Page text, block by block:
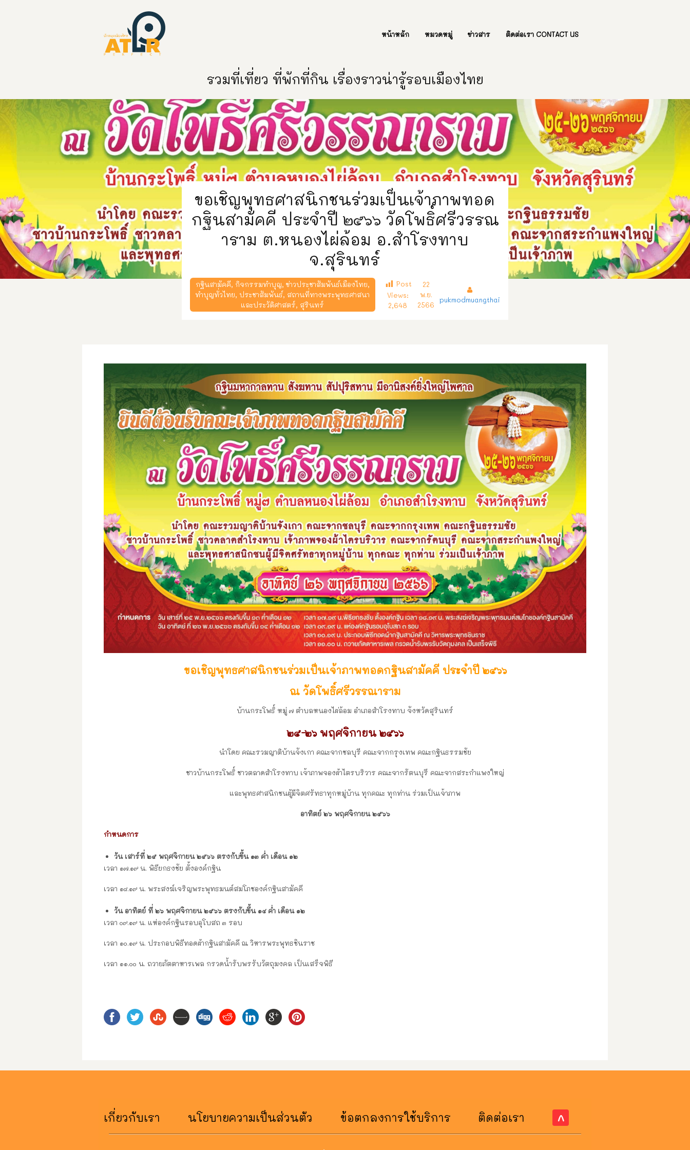
หน้าหลัก หมวดหมู่ ข่าวสาร ติดต่อเรา CONTACT US
รวมที่เที่ยว ที่พักที่กิน เรื่องราวน่ารู้รอบเมืองไทย
ขอเชิญพุทธศาสนิกชนร่วมเป็นเจ้าภาพทอด
กฐินสามัคคี ประจำปี ๒๕๖๖ วัดโพธิ์ศรีวรรณ
าราม ต.หนองไผ่ล้อม อ.สำโรงทาบ
จ.สุรินทร์
กฐินสามัคคี, กิจกรรมทำบุญ, ข่าวประชาสัมพันธ์เมืองไทย,
ทำบุญทั่วไทย, ประชาสัมพันธ์, สถานที่ทางพระพุทธศาสนา
และประวัติศาสตร์, สุรินทร์
Post
Views:
2,648
22
พ.ย.
2566
pukmodmuangthai
ขอเชิญพุทธศาสนิกชนร่วมเป็นเจ้าภาพทอดกฐินสามัคคี ประจำปี ๒๕๖๖
ณ วัดโพธิ์ศรีวรรณาราม
บ้านกระโพธิ์ หมู่ ๗ ตำบลหนองไผ่ล้อม อำเภอสำโรงทาบ จังหวัดสุรินทร์
๒๕-๒๖ พฤศจิกายน ๒๕๖๖
นำโดย คณะรวมญาติบ้านจังเกา คณะจากชลบุรี คณะจากกรุงเทพ คณะกฐินธรรมชัย
ชาวบ้านกระโพธิ์ ชาวตลาดสำโรงทาบ เจ้าภาพจองผ้าไตรบริวาร คณะจากรัตนบุรี คณะจากสระกำแพงใหญ่
และพุทธศาสนิกชนผู้มีจิตศรัทธาทุกหมู่บ้าน ทุกคณะ ทุกท่าน ร่วมเป็นเจ้าภาพ
อาทิตย์ ๒๖ พฤศจิกายน ๒๕๖๖
กำหนดการ
วัน เสาร์ที่ ๒๕ พฤศจิกายน ๒๕๖๖ ตรงกับขึ้น ๑๓ ค่ำ เดือน ๑๒
เวลา ๑๗.๑๙ น. พิธียกธงชัย ตั้งองค์กฐิน
เวลา ๑๘.๑๙ น. พระสงฆ์เจริญพระพุทธมนต์สมโภชองค์กฐินสามัคคี
วัน อาทิตย์ ที่ ๒๖ พฤศจิกายน ๒๕๖๖ ตรงกับขึ้น ๑๔ ค่ำ เดือน ๑๒
เวลา ๐๙.๑๙ น. แห่องค์กฐินรอบอุโบสถ ๓ รอบ
เวลา ๑๐.๑๙ น. ประกอบพิธีทอดผ้ากฐินสามัคคี ณ วิหารพระพุทธชินราช
เวลา ๑๑.๐๐ น. ถวายภัตตาหารเพล กรวดน้ำรับพรรับวัตถุมงคล เป็นเสร็จพิธี
เกี่ยวกับเรา นโยบายความเป็นส่วนตัว ข้อตกลงการใช้บริการ ติดต่อเรา ^